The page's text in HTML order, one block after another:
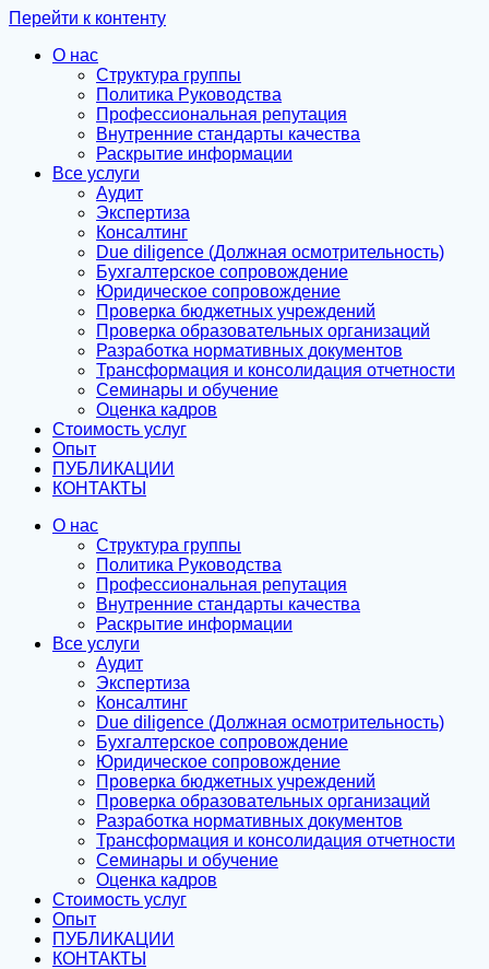
Перейти к контенту
О нас
Структура группы
Политика Руководства
Профессиональная репутация
Внутренние стандарты качества
Раскрытие информации
Все услуги
Аудит
Экспертиза
Консалтинг
Due diligence (Должная осмотрительность)
Бухгалтерское сопровождение
Юридическое сопровождение
Проверка бюджетных учреждений
Проверка образовательных организаций
Разработка нормативных документов
Трансформация и консолидация отчетности
Семинары и обучение
Оценка кадров
Стоимость услуг
Опыт
ПУБЛИКАЦИИ
КОНТАКТЫ
О нас
Структура группы
Политика Руководства
Профессиональная репутация
Внутренние стандарты качества
Раскрытие информации
Все услуги
Аудит
Экспертиза
Консалтинг
Due diligence (Должная осмотрительность)
Бухгалтерское сопровождение
Юридическое сопровождение
Проверка бюджетных учреждений
Проверка образовательных организаций
Разработка нормативных документов
Трансформация и консолидация отчетности
Семинары и обучение
Оценка кадров
Стоимость услуг
Опыт
ПУБЛИКАЦИИ
КОНТАКТЫ